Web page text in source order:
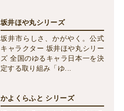
坂井ほや丸シリーズ
坂井市らしさ、かがやく。公式
キャラクター 坂井ほや丸シリー
ズ 全国のゆるキャラ日本一を決
定する取り組み「ゆ...
かよくらふと シリーズ